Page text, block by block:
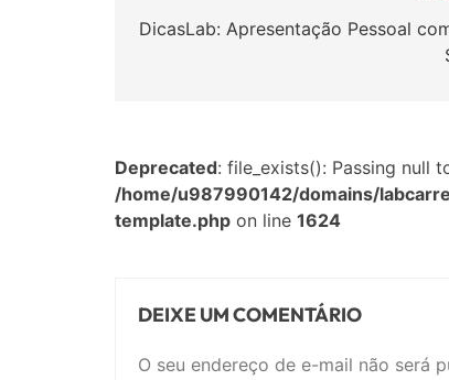
de
DicasLab: Apresentação Pessoal
Deprecated: file_exists(): Passing null
/home/u987990142/domains/
template.php on line 1624
DEIXE UM COMENTÁRIO
O seu endereço de e-mail não será